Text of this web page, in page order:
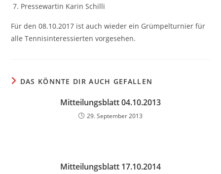
Pressewartin Karin Schilli
Für den 08.10.2017 ist auch wieder ein Grümpelturnier für
alle Tennisinteressierten vorgesehen.
DAS KÖNNTE DIR AUCH GEFALLEN
Mitteilungsblatt 04.10.2013
29. September 2013
Mitteilungsblatt 17.10.2014